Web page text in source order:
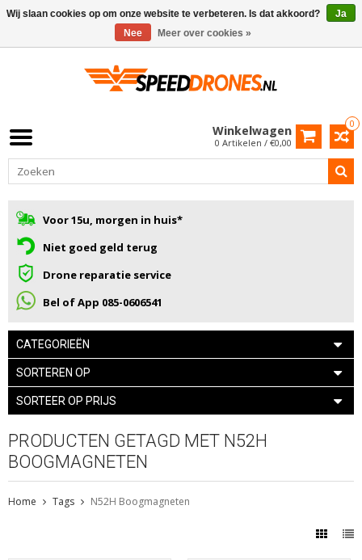
0
Winkelwagen
0 Artikelen / €0,00
Voor 15u, morgen in huis*
Niet goed geld terug
Drone reparatie service
Bel of App 085-0606541
CATEGORIEËN
SORTEREN OP
SORTEER OP PRIJS
PRODUCTEN GETAGD MET N52H
BOOGMAGNETEN
Home Tags N52H Boogmagneten
Wij slaan cookies op om onze website te verbeteren. Is dat akkoord?
Ja
Nee
Meer over cookies »